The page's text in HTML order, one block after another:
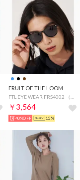
FRUIT OF THE LOOM
￥3,564
40%OFF 15%